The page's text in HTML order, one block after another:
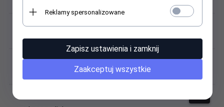
Kolor / odcień:
srebrny
Materiał (bransoleta):
Rodzaj bransolety:
Reklamy spersonalizowane
Zapisz ustawienia i zamknij
Zaakceptuj wszystkie